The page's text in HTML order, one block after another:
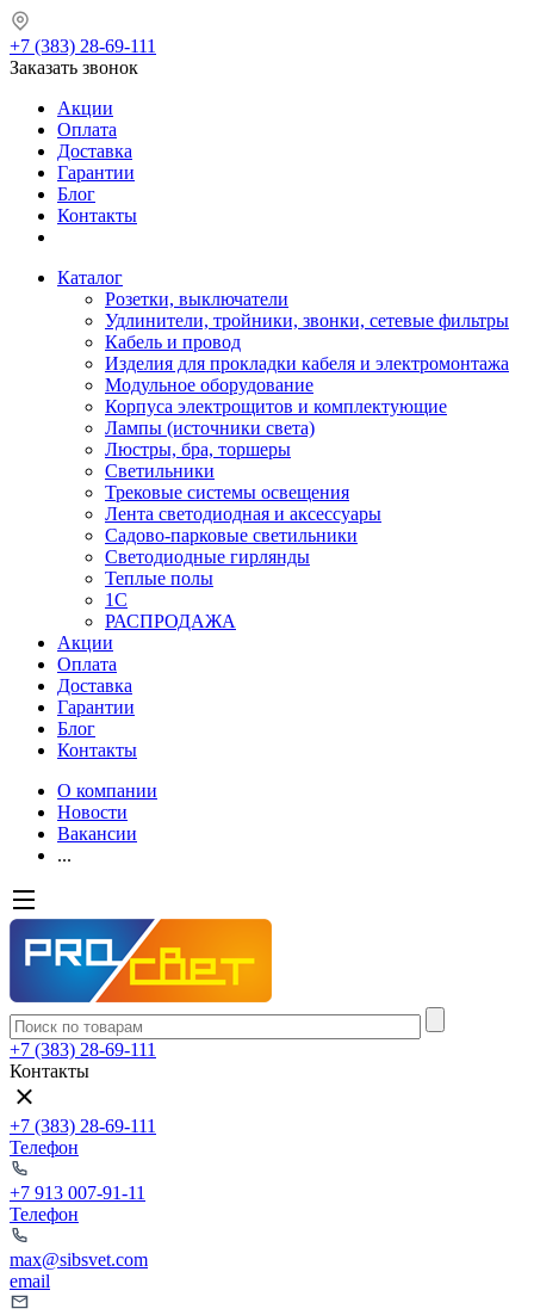
+7 (383) 28-69-111
Заказать звонок
Акции
Оплата
Доставка
Гарантии
Блог
Контакты
Каталог
Розетки, выключатели
Удлинители, тройники, звонки, сетевые фильтры
Кабель и провод
Изделия для прокладки кабеля и электромонтажа
Модульное оборудование
Корпуса электрощитов и комплектующие
Лампы (источники света)
Люстры, бра, торшеры
Светильники
Трековые системы освещения
Лента светодиодная и аксессуары
Садово-парковые светильники
Светодиодные гирлянды
Теплые полы
1С
РАСПРОДАЖА
Акции
Оплата
Доставка
Гарантии
Блог
Контакты
О компании
Новости
Вакансии
...
+7 (383) 28-69-111
Контакты
+7 (383) 28-69-111
Телефон
+7 913 007-91-11
Телефон
max@sibsvet.com
email